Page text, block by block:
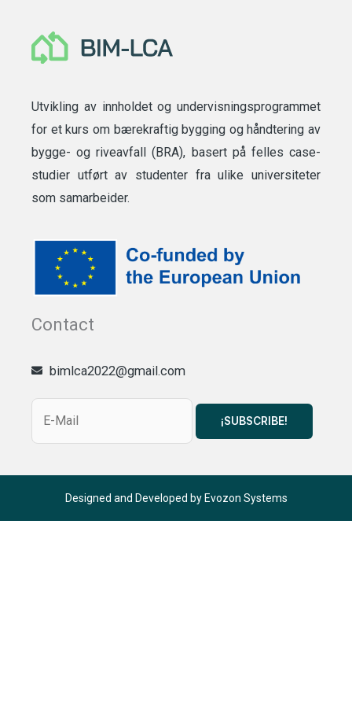
Utvikling av innholdet og undervisningsprogrammet
for et kurs om bærekraftig bygging og håndtering av
bygge- og riveavfall (BRA), basert på felles case-
studier utført av studenter fra ulike universiteter
som samarbeider.
Contact
bimlca2022@gmail.com
Designed and Developed by Evozon Systems